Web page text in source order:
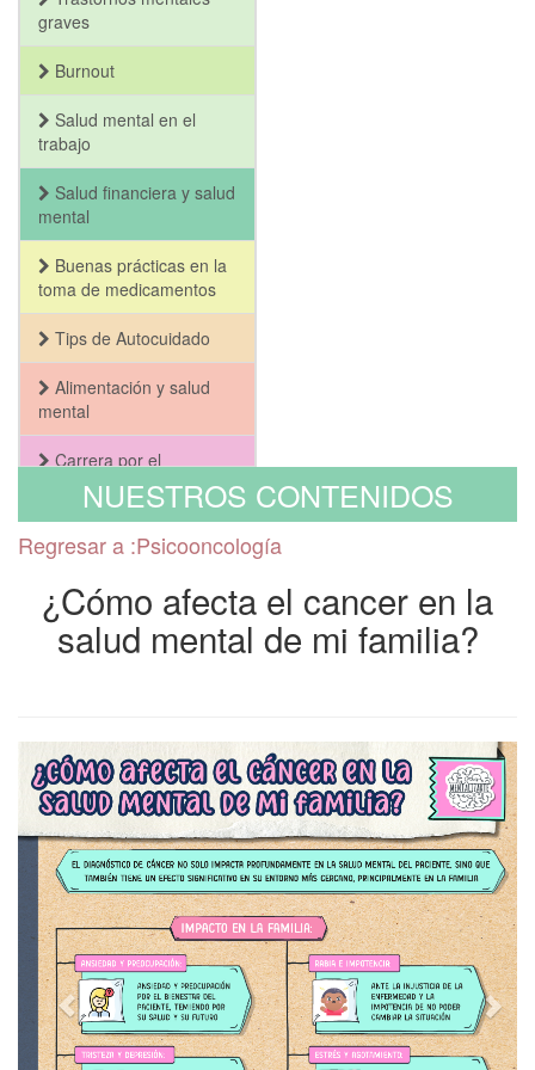
graves
Burnout
Salud mental en el
trabajo
Salud financiera y salud
mental
Buenas prácticas en la
toma de medicamentos
Tips de Autocuidado
Alimentación y salud
mental
Carrera por el
Bienestar y la Salud
Mental
Uso de pantallas y
Ejercicio y Salud Mental
mental
Apego
Salud mental en
adultos jóvenes
Pregúntale al psiquiatra
Crianza positiva
Salud mental y
transplante
NUESTROS CONTENIDOS
Regresar a :Psicooncología
¿Cómo afecta el cancer en la
salud mental de mi familia?